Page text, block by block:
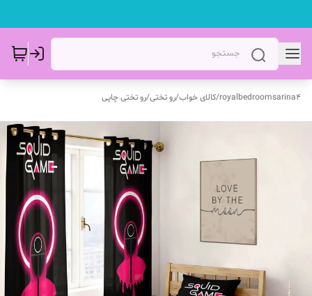
royalbedroomsarina4
/کالای خواب/رو تختی/رو تختی چاپی